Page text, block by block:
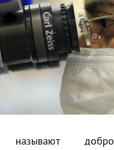
называют